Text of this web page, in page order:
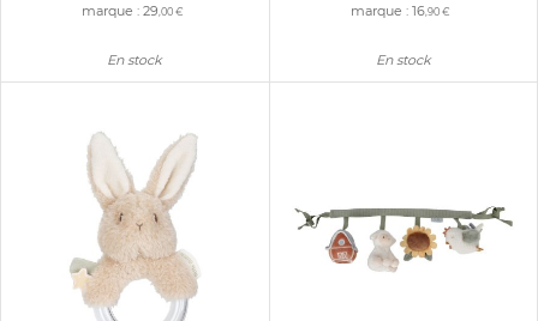
marque : 29 ,00 €
En stock
marque :16 ,90 €
En stock